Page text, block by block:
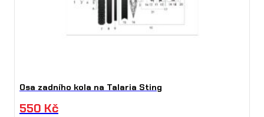
Osa zadního kola na Talaria Sting
550 Kč